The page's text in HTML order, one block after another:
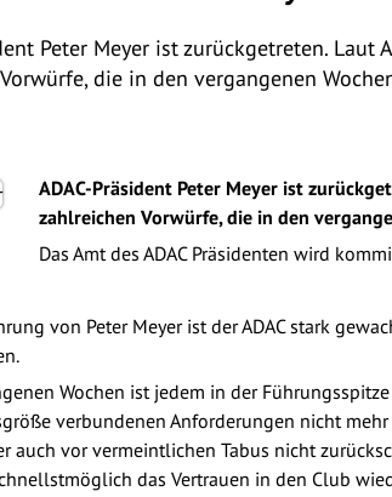
Peter Meyer ist zurückgetreten.
die in den vergangenen
ADAC-Präsident Peter Meyer ist
zahlreichen Vorwürfe, die in den
Das Amt des ADAC Präsidenten wird
von Peter Meyer ist der ADAC stark
Wochen ist jedem in der
verbundenen Anforderungen nicht
auch vor vermeintlichen Tabus nicht
das Vertrauen in den Club